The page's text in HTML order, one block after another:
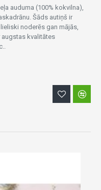
auduma (100% kokvilna),
Šāds autiņš ir
noderēs gan mājās,
augstas kvalitātes